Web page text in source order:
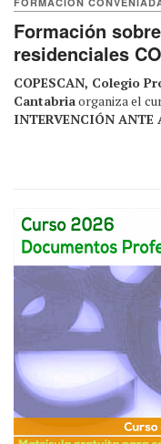
Formación
residenciales
COPESCAN, Colegio
Cantabriaorganiza el
INTERVENCIÓN ANTE